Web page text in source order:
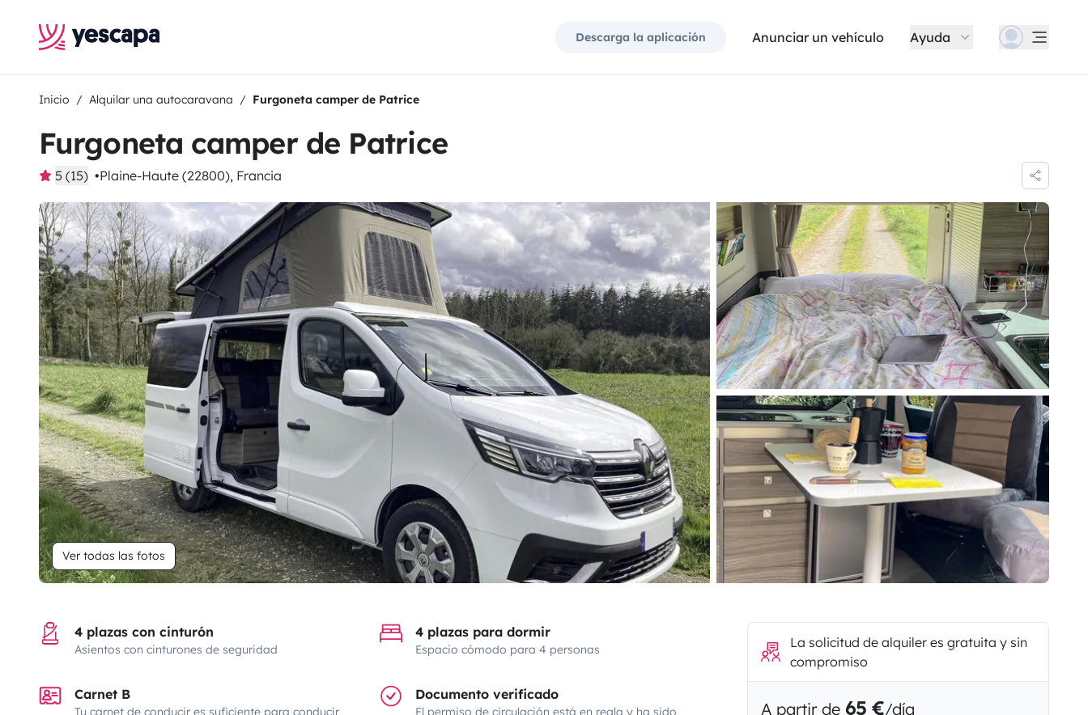
Descarga la aplicación Anunciar un vehículo Ayuda
Inicio Alquilar una autocaravana Furgoneta camper de Patrice
Furgoneta camper de Patrice
5 (15) Plaine-Haute (22800), Francia
Ver todas las fotos
4 plazas con cinturón
Asientos con cinturones de seguridad
4 plazas para dormir
Espacio cómodo para 4 personas
Carnet B
Tu carnet de conducir es suficiente para conducir
Documento verificado
El permiso de circulación está en regla y ha sido
La solicitud de alquiler es gratuita y sin
compromiso
A partir de 65 €/día